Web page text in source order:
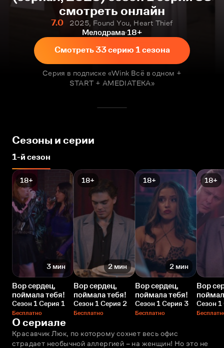
смотреть онлайн
7.0
2025, Found You, Heart Thief
Мелодрама 18+
Смотреть 33 серию 1 сезона
Серия в подписке «Wink Всё в одном +
START + AMEDIATEKA»
Сезоны и серии
1-й сезон
18+
3 мин
Вор сердец,
поймала тебя!
Сезон 1 Серия 1
Бесплатно
18+
2 мин
Вор сердец,
поймала тебя!
Сезон 1 Серия 2
Бесплатно
18+
2 мин
Вор сердец,
поймала тебя!
Сезон 1 Серия 3
Бесплатно
18+
Вор
Сезон
О сериале
Красавчик Люк, по которому сохнет весь офис
страдает необычной аллергией – на женщин! Но это не